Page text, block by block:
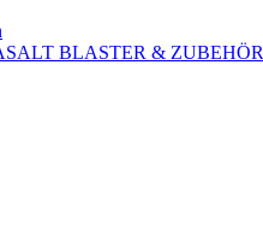
BLASTER & ZUBEHÖR